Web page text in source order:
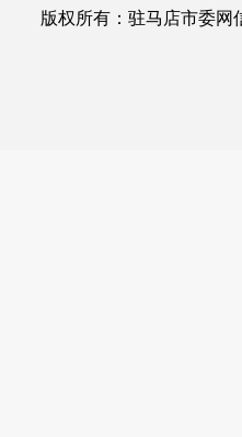
版权所有：驻马店市委